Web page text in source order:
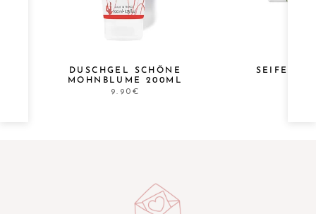
DUSCHGEL SCHÖNE
MOHNBLUME 200ML
9.90€
SEIFE